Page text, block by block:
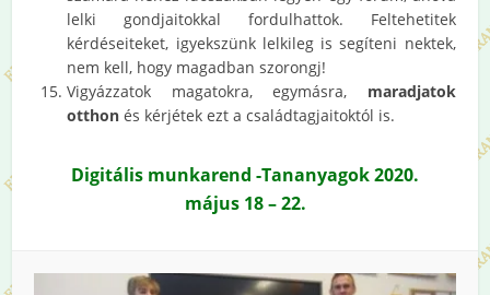
lelki gondjaitokkal fordulhattok. Feltehetitek
kérdéseiteket, igyekszünk lelkileg is segíteni nektek,
nem kell, hogy magadban szorongj!
Vigyázzatok magatokra, egymásra, maradjatok
otthon és kérjétek ezt a családtagjaitoktól is.
Digitális munkarend -Tananyagok 2020.
május 18 – 22.